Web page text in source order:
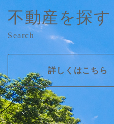
私たちは、地域の方々がよ
様々なサポートを行っていま
立てることで本当に必要な
たちは、お客様の立場に立
方々が安心して生活できるよ
ケアサポートりふれの
不動産を探す
Search
詳しくはこちら